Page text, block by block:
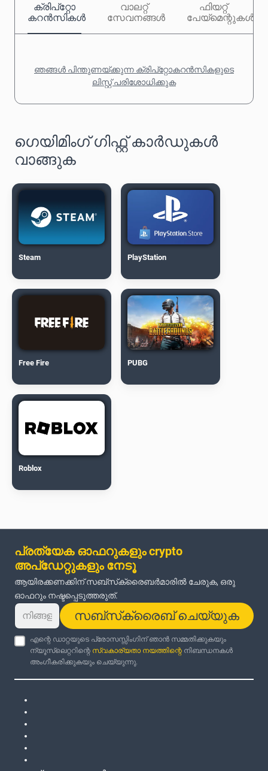
ക്രിപ്‌റ്റോ
കറൻസികൾ
വാലറ്റ്
സേവനങ്ങൾ
ഫിയറ്റ്
പേയ്‌മെന്റുകൾ
ഞങ്ങൾ പിന്തുണയ്ക്കുന്ന ക്രിപ്‌റ്റോകറൻസികളുടെ
ലിസ്റ്റ് പരിശോധിക്കുക
ഗെയിമിംഗ് ഗിഫ്റ്റ് കാർഡുകൾ
വാങ്ങുക
Steam PlayStation
Free Fire PUBG
Roblox
പ്രത്യേക ഓഫറുകളും crypto
അപ്‌ഡേറ്റുകളും നേടൂ
ആയിരക്കണക്കിന് സബ്‌സ്‌ക്രൈബർമാരിൽ ചേരുക, ഒരു
ഓഫറും നഷ്ടപ്പെടുത്തരുത്.
സബ്‌സ്‌ക്രൈബ് ചെയ്യുക
എന്റെ ഡാറ്റയുടെ പ്രോസസ്സിംഗിന് ഞാൻ സമ്മതിക്കുകയും
ന്യൂസ്‌ലെറ്ററിന്റെ സ്വകാര്യതാ നയത്തിന്റെ നിബന്ധനകൾ
അംഗീകരിക്കുകയും ചെയ്യുന്നു.